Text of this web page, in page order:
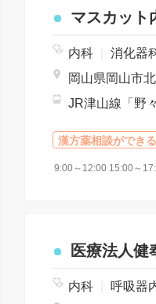
マスカット
内科 消化器
岡山県岡山市
JR津山線「野
漢方薬相談ができる
9:00～12:00 15:00～
医療法人健
内科 呼吸器